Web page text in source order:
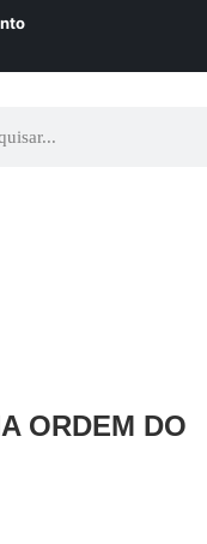
ORDEM DO